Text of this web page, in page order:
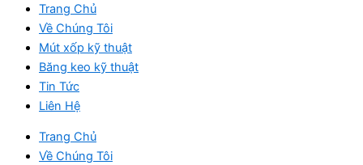
Trang Chủ
Về Chúng Tôi
Mút xốp kỹ thuật
Băng keo kỹ thuật
Tin Tức
Liên Hệ
Trang Chủ
Về Chúng Tôi